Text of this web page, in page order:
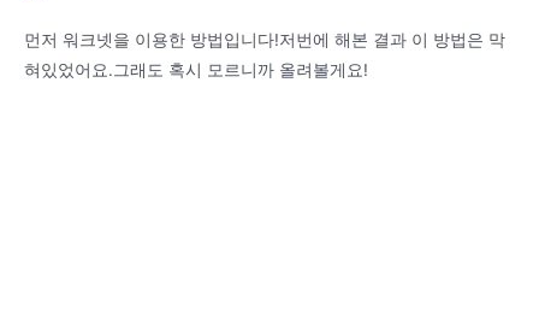
먼저 워크넷을 이용한 방법입니다!저번에 해본 결과 이 방법은 막
혀있었어요.그래도 혹시 모르니까 올려볼게요!